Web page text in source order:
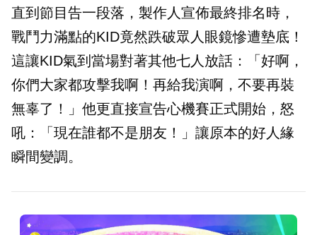
直到節目告一段落，製作人宣佈最終排名時，
戰鬥力滿點的KID竟然跌破眾人眼鏡慘遭墊底！
這讓KID氣到當場對著其他七人放話：「好啊，
你們大家都攻擊我啊！再給我演啊，不要再裝
無辜了！」他更直接宣告心機賽正式開始，怒
吼：「現在誰都不是朋友！」讓原本的好人緣
瞬間變調。